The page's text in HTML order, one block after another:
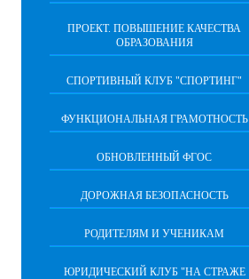
ПРОЕКТ. ПОВЫШЕНИЕ КАЧЕСТВА
ОБРАЗОВАНИЯ
СПОРТИВНЫЙ КЛУБ "СПОРТИНГ"
ФУНКЦИОНАЛЬНАЯ ГРАМОТНОСТЬ
ОБНОВЛЕННЫЙ ФГОС
ДОРОЖНАЯ БЕЗОПАСНОСТЬ
РОДИТЕЛЯМ И УЧЕНИКАМ
ЮРИДИЧЕСКИЙ КЛУБ "НА СТРАЖЕ